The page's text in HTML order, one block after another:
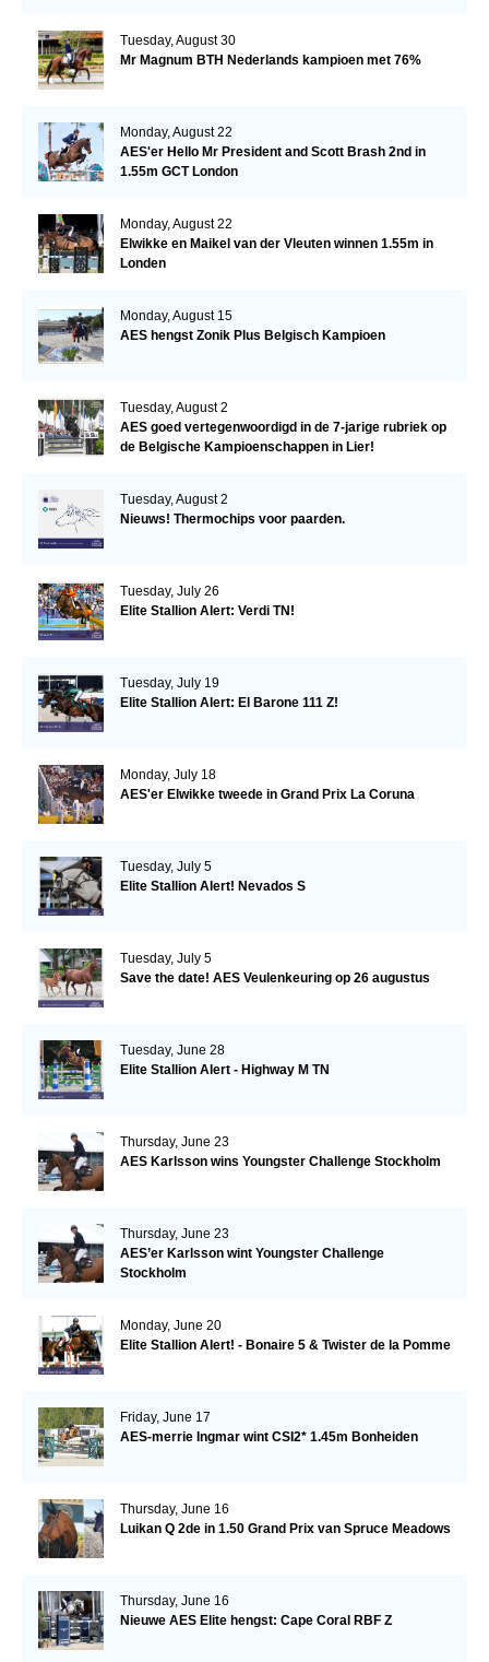
Tuesday, August 30
Mr Magnum BTH Nederlands kampioen met 76%
Monday, August 22
AES'er Hello Mr President and Scott Brash 2nd in
1.55m GCT London
Monday, August 22
Elwikke en Maikel van der Vleuten winnen 1.55m in
Londen
Monday, August 15
AES hengst Zonik Plus Belgisch Kampioen
Tuesday, August 2
AES goed vertegenwoordigd in de 7-jarige rubriek op
de Belgische Kampioenschappen in Lier!
Tuesday, August 2
Nieuws! Thermochips voor paarden.
Tuesday, July 26
Elite Stallion Alert: Verdi TN!
Tuesday, July 19
Elite Stallion Alert: El Barone 111 Z!
Monday, July 18
AES'er Elwikke tweede in Grand Prix La Coruna
Tuesday, July 5
Elite Stallion Alert! Nevados S
Tuesday, July 5
Save the date! AES Veulenkeuring op 26 augustus
Tuesday, June 28
Elite Stallion Alert - Highway M TN
Thursday, June 23
AES Karlsson wins Youngster Challenge Stockholm
Thursday, June 23
AES’er Karlsson wint Youngster Challenge
Stockholm
Monday, June 20
Elite Stallion Alert! - Bonaire 5 & Twister de la Pomme
Friday, June 17
AES-merrie Ingmar wint CSI2* 1.45m Bonheiden
Thursday, June 16
Luikan Q 2de in 1.50 Grand Prix van Spruce Meadows
Thursday, June 16
Nieuwe AES Elite hengst: Cape Coral RBF Z